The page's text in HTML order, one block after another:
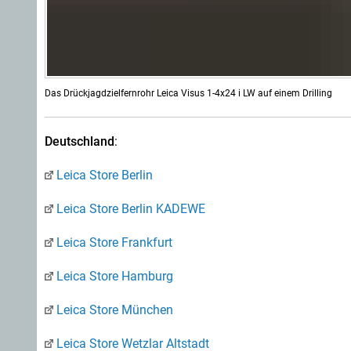
Das Drückjagdzielfernrohr Leica Visus 1-4x24 i LW auf einem Drilling
Deutschland:
Leica Store Berlin
Leica Store Berlin KADEWE
Leica Store Frankfurt
Leica Store Hamburg
Leica Store München
Leica Store Wetzlar Altstadt